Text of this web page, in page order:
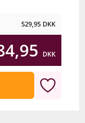
529,95 DKK
DKK